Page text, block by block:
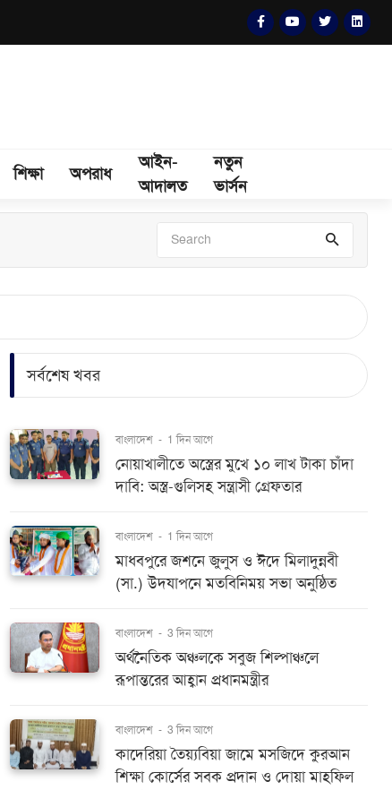
শিক্ষা অপরাধ
আইন-
আদালত
নতুন
ভার্সন
সর্বশেষ খবর
বাংলাদেশ - 1 দিন আগে
নোয়াখালীতে অস্ত্রের মুখে ১০ লাখ টাকা চাঁদা
দাবি: অস্ত্র-গুলিসহ সন্ত্রাসী গ্রেফতার
বাংলাদেশ - 1 দিন আগে
মাধবপুরে জশনে জুলুস ও ঈদে মিলাদুন্নবী
(সা.) উদযাপনে মতবিনিময় সভা অনুষ্ঠিত
বাংলাদেশ - 3 দিন আগে
অর্থনৈতিক অঞ্চলকে সবুজ শিল্পাঞ্চলে
রূপান্তরের আহ্বান প্রধানমন্ত্রীর
বাংলাদেশ - 3 দিন আগে
কাদেরিয়া তৈয়্যবিয়া জামে মসজিদে কুরআন
শিক্ষা কোর্সের সবক প্রদান ও দোয়া মাহফিল